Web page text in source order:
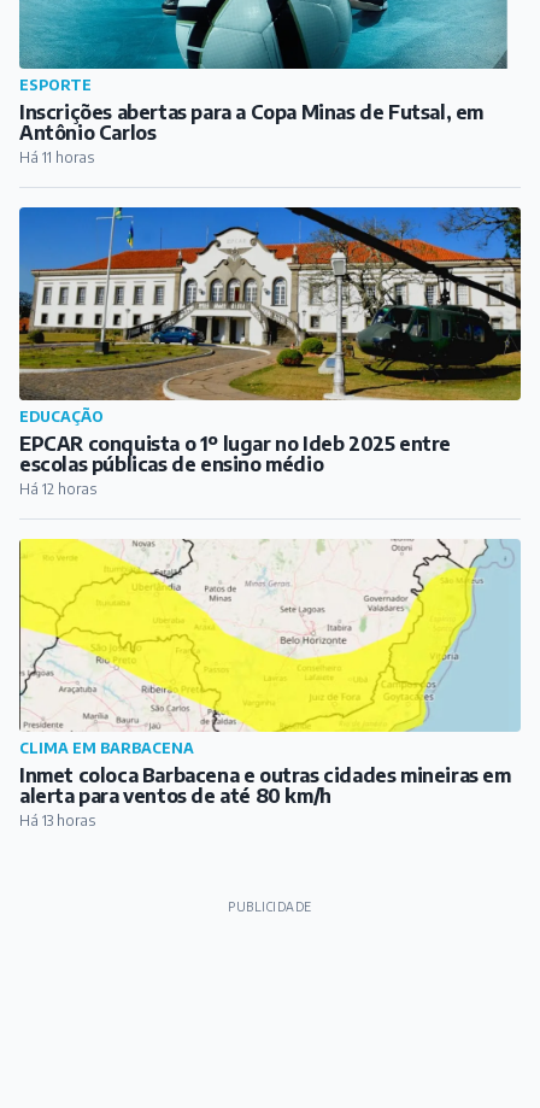
ESPORTE
Inscrições abertas para a Copa Minas de Futsal, em
Antônio Carlos
Há 11 horas
EDUCAÇÃO
EPCAR conquista o 1º lugar no Ideb 2025 entre
escolas públicas de ensino médio
Há 12 horas
CLIMA EM BARBACENA
Inmet coloca Barbacena e outras cidades mineiras em
alerta para ventos de até 80 km/h
Há 13 horas
PUBLICIDADE